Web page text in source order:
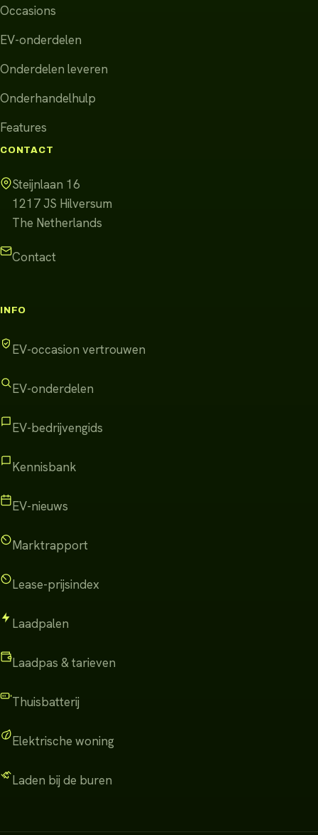
Occasions
EV-onderdelen
Onderdelen leveren
Onderhandelhulp
Features
CONTACT
Steijnlaan 16
1217 JS Hilversum
The Netherlands
Contact
INFO
EV-occasion vertrouwen
EV-onderdelen
EV-bedrijvengids
Kennisbank
EV-nieuws
Marktrapport
Lease-prijsindex
Laadpalen
Laadpas & tarieven
Thuisbatterij
Elektrische woning
Laden bij de buren